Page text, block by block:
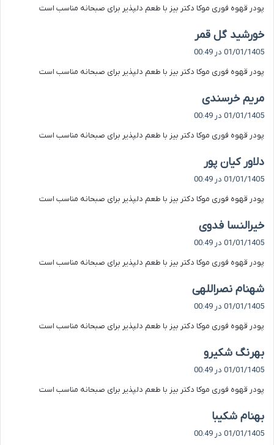
:
پودر قهوه فوری موکا دکتر بیز با طعم دلپذیر برای صبحانه مناسب است
خورشید گل قمر
:
01/01/1405 در 00:49
پودر قهوه فوری موکا دکتر بیز با طعم دلپذیر برای صبحانه مناسب است
مریم خرسندی
ف
:
01/01/1405 در 00:49
پودر قهوه فوری موکا دکتر بیز با طعم دلپذیر برای صبحانه مناسب است
دلاور کیان پور
ف
:
01/01/1405 در 00:49
پودر قهوه فوری موکا دکتر بیز با طعم دلپذیر برای صبحانه مناسب است
خیرالنسا فدوی
ف
:
01/01/1405 در 00:49
پودر قهوه فوری موکا دکتر بیز با طعم دلپذیر برای صبحانه مناسب است
شهنام نصراللهی
:
01/01/1405 در 00:49
پودر قهوه فوری موکا دکتر بیز با طعم دلپذیر برای صبحانه مناسب است
بهرنگ شکیرو
ف
:
01/01/1405 در 00:49
پودر قهوه فوری موکا دکتر بیز با طعم دلپذیر برای صبحانه مناسب است
بهنام شکیبا
ف
01/01/1405 در 00:49